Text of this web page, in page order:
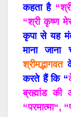
कहता है “
“श्री कृष्ण
कृपा से यह
माना
जाना
श्रीमद्भागवत
करते हैं कि“
ब्रह्मांड की
“परमात्मा“, “